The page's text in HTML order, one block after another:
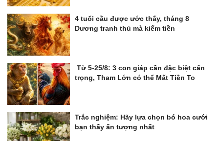
4 tuổi cầu được ước thấy, tháng 8
Dương tranh thủ mà kiếm tiền
Từ 5-25/8: 3 con giáp cần đặc biệt cẩn
trọng, Tham Lớn có thể Mất Tiền To
Trắc nghiệm: Hãy lựa chọn bó hoa cưới
bạn thấy ấn tượng nhất